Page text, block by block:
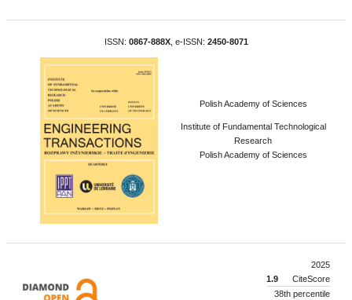
ISSN: 0867-888X, e-ISSN: 2450-8071
Polish Academy of Sciences
Institute of Fundamental Technological
Research
Polish Academy of Sciences
2025
1.9
CiteScore
38th percentile